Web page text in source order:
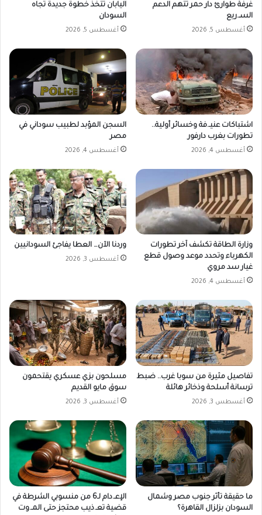
غرفة طوارئ دار حمر تتهم الدعم
السـ.ريع
أغسطس 5, 2026
اليابان تتخذ خطوة جديدة تجاه
السودان
أغسطس 5, 2026
اشتباكات عنيـ.فة وخسائر أولية..
تطورات بغرب دارفور
أغسطس 4, 2026
السجن المؤبد لطبيب سوداني في
مصر
أغسطس 4, 2026
وزارة الطاقة تكشف آخر تطورات
الكهرباء وتحدد موعد وصول قطع
غيار سد مروي
أغسطس 4, 2026
وردنا الآن… العطا يفاجئ السودانيين
أغسطس 3, 2026
تفاصيل مثيرة من سوبا غرب.. ضبط
ترسانة أسلحة وذخائر هائلة
أغسطس 3, 2026
مسلحون بزي عسكري يقتحمون
سوق مايو القديم
أغسطس 3, 2026
ما حقيقة تأثر جنوب مصر وشمال
السودان بزلزال القاهرة؟
الإعـ.دام لـ6 من منسوبي الشرطة في
قضية تعـ.ذيب محتجز حتى المـ.وت